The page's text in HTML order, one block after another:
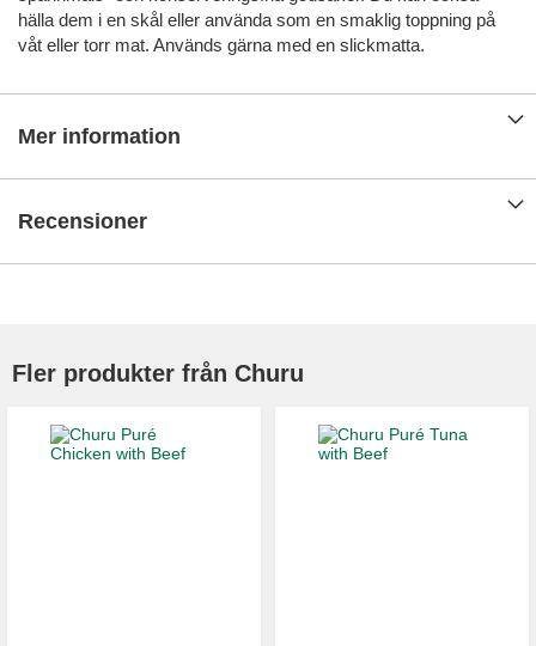
hälla dem i en skål eller använda som en smaklig toppning på
våt eller torr mat. Används gärna med en slickmatta.
Mer information
Recensioner
Fler produkter från Churu